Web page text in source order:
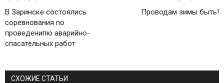
В Заринске состоялись
соревнования по
проведенипю аварийно-
спасательных работ
Проводам зимы быть!
СХОЖИЕ СТАТЬИ